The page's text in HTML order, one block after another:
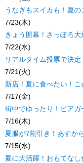
うなぎもスイカも！夏
7/23(木)
きょう開幕！さっぽろ
7/22(水)
リアルタイム投票で決
7/21(火)
新店！夏に食べたい！
7/17(金)
街中でゆったり！ビアガ
7/16(木)
夏服が7割引き！あすか
7/15(水)
夏に大活躍！おもてな